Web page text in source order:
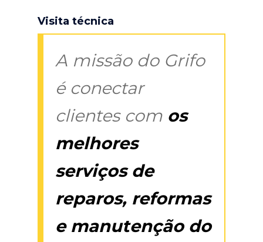
Visita técnica
A missão do Grifo
é conectar
clientes com os
melhores
serviços de
reparos, reformas
e manutenção do